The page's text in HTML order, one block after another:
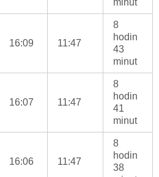
minut
16:09 11:47
8
hodin
43
minut
16:07 11:47
8
hodin
41
minut
16:06 11:47
8
hodin
38